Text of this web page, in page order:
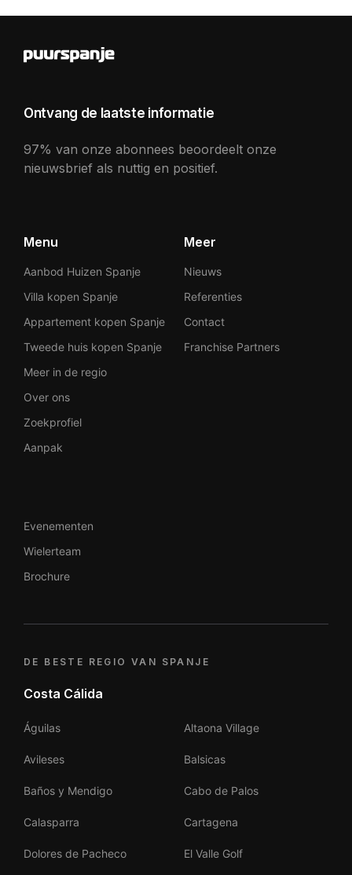
Ontvang de laatste informatie
97% van onze abonnees beoordeelt onze
nieuwsbrief als nuttig en positief.
Menu
Aanbod Huizen Spanje
Villa kopen Spanje
Appartement kopen Spanje
Tweede huis kopen Spanje
Meer in de regio
Over ons
Zoekprofiel
Aanpak
Meer
Nieuws
Referenties
Contact
Franchise Partners
Evenementen
Wielerteam
Brochure
DE BESTE REGIO VAN SPANJE
Costa Cálida
Águilas Altaona Village
Avileses Balsicas
Baños y Mendigo Cabo de Palos
Calasparra Cartagena
Dolores de Pacheco El Valle Golf